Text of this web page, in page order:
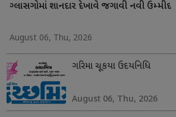
ગ્લાસગોમાં શાનદાર દેખાવે જગાવી નવી ઉમ્મીદ
August 06, Thu, 2026
ગરિમા ચૂકયા ઉદયનિધિ
August 06, Thu, 2026